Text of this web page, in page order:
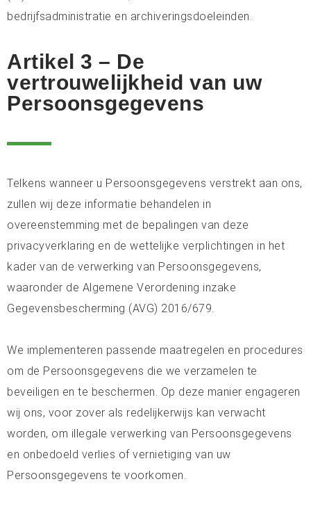
bedrijfsadministratie en archiveringsdoeleinden.
Artikel 3 – De
vertrouwelijkheid van uw
Persoonsgegevens
Telkens wanneer u Persoonsgegevens verstrekt aan ons,
zullen wij deze informatie behandelen in
overeenstemming met de bepalingen van deze
privacyverklaring en de wettelijke verplichtingen in het
kader van de verwerking van Persoonsgegevens,
waaronder de Algemene Verordening inzake
Gegevensbescherming (AVG) 2016/679.
We implementeren passende maatregelen en procedures
om de Persoonsgegevens die we verzamelen te
beveiligen en te beschermen. Op deze manier engageren
wij ons, voor zover als redelijkerwijs kan verwacht
worden, om illegale verwerking van Persoonsgegevens
en onbedoeld verlies of vernietiging van uw
Persoonsgegevens te voorkomen.